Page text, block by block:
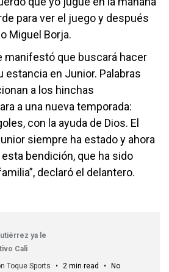
para ver el juego y después
Miguel Borja.
manifestó que buscará hacer
en Junior. Palabras
a los hinchas
a una nueva temporada:
con la ayuda de Dios. El
siempre ha estado y ahora
bendición, que ha sido
declaró el delantero.
ya le
Cali
Toque Sports 2 min read
No